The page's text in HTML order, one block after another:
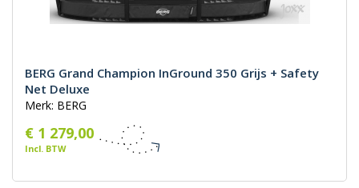
BERG Grand Champion InGround 350 Grijs + Safety
Net Deluxe
Merk: BERG
€ 1 279,00
Incl. BTW